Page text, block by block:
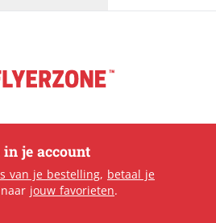
je account
van je bestelling, betaal je
jouw favorieten.